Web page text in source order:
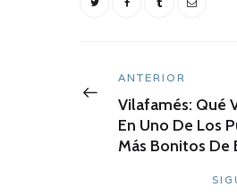
entradas
Anterior:
ANTERIOR
Vilafamés: Qué
En Uno De Los
Más Bonitos De